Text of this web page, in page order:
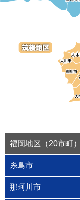
福岡地区（20市町）
糸島市
那珂川市